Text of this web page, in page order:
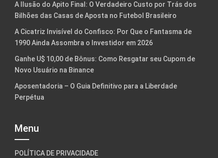
A Ilusão do Apito Final: O Verdadeiro Custo por Trás dos
Bilhões das Casas de Aposta no Futebol Brasileiro
A Cicatriz Invisível do Confisco: Por Que o Fantasma de
1990 Ainda Assombra o Investidor em 2026
Ganhe U$ 10,00 de Bônus: Como Resgatar seu Cupom de
Novo Usuário na Binance
Aposentadoria – O Guia Definitivo para a Liberdade
Perpétua
Menu
POLÍTICA DE PRIVACIDADE